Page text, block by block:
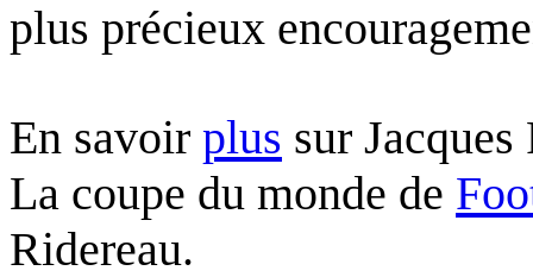
plus précieux
En savoir plus sur
La coupe du monde de
Ridereau.